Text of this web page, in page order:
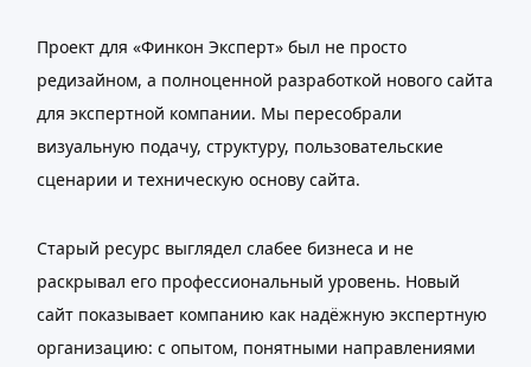
Проект для «Финкон Эксперт» был не просто
редизайном, а полноценной разработкой нового сайта
для экспертной компании. Мы пересобрали
визуальную подачу, структуру, пользовательские
сценарии и техническую основу сайта.
Старый ресурс выглядел слабее бизнеса и не
раскрывал его профессиональный уровень. Новый
сайт показывает компанию как надёжную экспертную
организацию: с опытом, понятными направлениями